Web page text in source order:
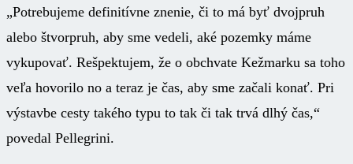
„Potrebujeme definitívne znenie, či to má byť dvojpruh
alebo štvorpruh, aby sme vedeli, aké pozemky máme
vykupovať. Rešpektujem, že o obchvate Kežmarku sa toho
veľa hovorilo no a teraz je čas, aby sme začali konať. Pri
výstavbe cesty takého typu to tak či tak trvá dlhý čas,“
povedal Pellegrini.